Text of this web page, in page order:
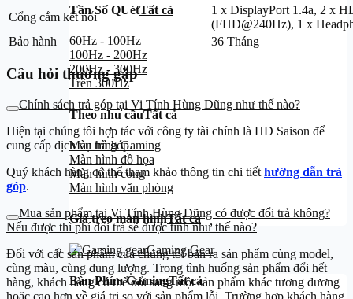
Tần Số QUétTất cả
60Hz - 100Hz
100Hz - 200Hz
200Hz - 300Hz
Trên 300Hz
Theo nhu cầuTất cả
Màn hình Gaming
Màn hình đồ họa
Màn hình cong
Màn hình văn phòng
Giá treo màn hìnhTất cả
Gaming Gear
Bàn Phím GamingTất cả
Cổng cắm kết nối
1 x DisplayPort 1.4a, 2 x
(FHD@240Hz), 1 x
Bảo hành
36 Tháng
Câu hỏi thường gặp
Chính sách trả góp tại Vi Tính Hùng Dũng như thế nào?
Hiện tại chúng tôi hợp tác với công ty tài chính là HD Saison để
cung cấp dịch vụ trả góp.
Quý khách hàng có thể tham khảo thông tin chi tiết hướng dẫn trả
góp.
Mua sản phẩm tại Vi Tính Hùng Dũng có được đổi trả không?
Nếu được thì phí đổi trả sẽ được tính như thế nào?
Đối với các sản phẩm của chúng tôi bán ra sản phẩm cùng model,
cùng màu, cùng dung lượng. Trong tình huống sản phẩm đổi hết
hàng, khách hàng có thể đổi sang một sản phẩm khác tương đương
hoặc cao hơn về giá trị so với sản phẩm lỗi. Trường hợp khách hàng